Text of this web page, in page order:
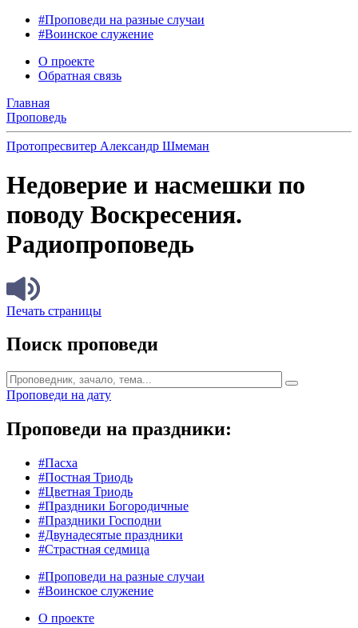
#Проповеди на разные случаи
#Воинское служение
О проекте
Обратная связь
Главная
Проповедь
Протопресвитер Александр Шмеман
Недоверие и насмешки по
поводу Воскресения.
Радиопроповедь
Печать страницы
Поиск проповеди
Проповеди на дату
Проповеди на праздники:
#Пасха
#Постная Триодь
#Цветная Триодь
#Праздники Богородичные
#Праздники Господни
#Двунадесятые праздники
#Страстная седмица
#Проповеди на разные случаи
#Воинское служение
О проекте